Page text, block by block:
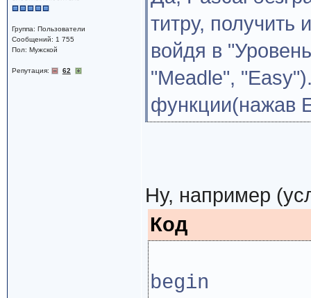
Группа: Пользователи
Сообщений: 1 755
Пол: Мужской
Репутация: 62
титру, получить
войдя в
"Meadle",
функции(нажав
Ну, например
Код
begin